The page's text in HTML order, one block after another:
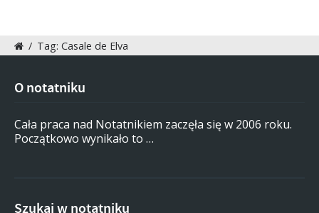
/ Tag: Casale de Elva
O notatniku
Cała praca nad Notatnikiem zaczęła się w 2006 roku.
Początkowo wynikało to …
Szukaj w notatniku